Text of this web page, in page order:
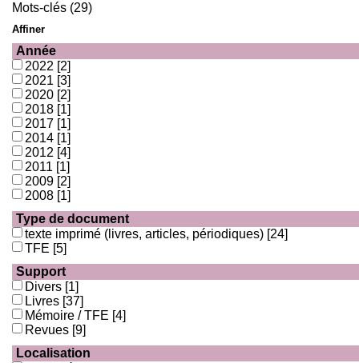
Mots-clés (29)
Affiner
Année
2022 [2]
2021 [3]
2020 [2]
2018 [1]
2017 [1]
2014 [1]
2012 [4]
2011 [1]
2009 [2]
2008 [1]
Type de document
texte imprimé (livres, articles, périodiques) [24]
TFE [5]
Support
Divers [1]
Livres [37]
Mémoire / TFE [4]
Revues [9]
Localisation